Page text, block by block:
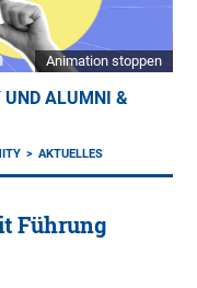
Animation stoppen
UND ALUMNI &
AKTUELLES
Führung